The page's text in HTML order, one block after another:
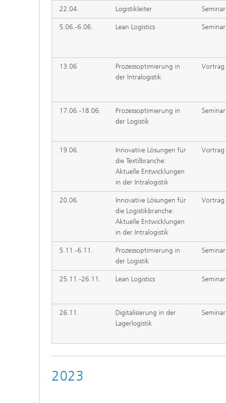
22.04. Logistikleiter Seminar
5.06.-6.06. Lean Logistics Seminar
13.06
Prozessoptimierung in
der Intralogistik
Vortrag
17.06.-18.06.
Prozessoptimierung in
der Logistik
Seminar
19.06.
Innovative Lösungen für
die Textilbranche:
Aktuelle Entwicklungen
in der Intralogistik
Vortrag
20.06.
Innovative Lösungen für
die Logistikbranche:
Aktuelle Entwicklungen
in der Intralogistik
Vortrag
5.11.-6.11.
Prozessoptimierung in
der Logistik
Seminar
25.11.-26.11. Lean Logistics Seminar
26.11.
Digitalisierung in der
Lagerlogistik
Seminar
2023